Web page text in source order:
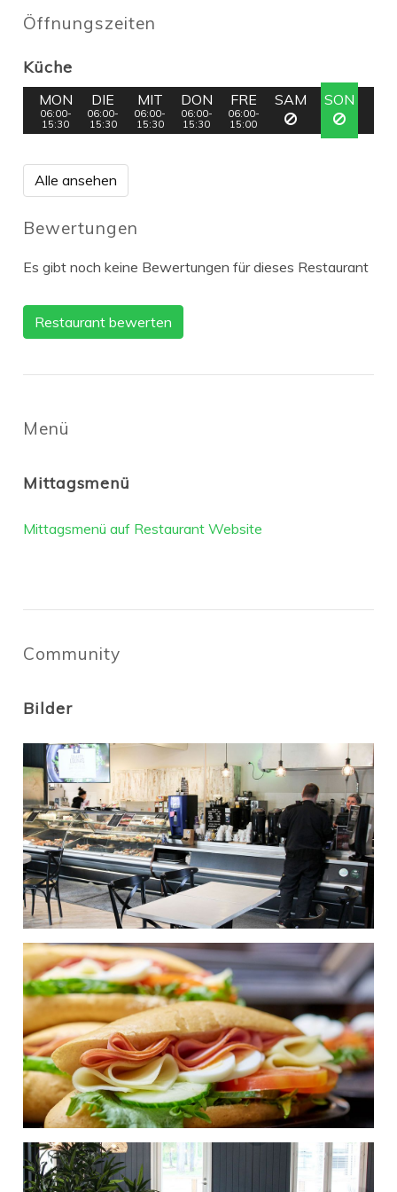
Öffnungszeiten
Küche
MON
06:00-
15:30
DIE
06:00-
15:30
MIT
06:00-
15:30
DON
06:00-
15:30
FRE
06:00-
15:00
SAM SON
Alle ansehen
Bewertungen
Es gibt noch keine Bewertungen für dieses Restaurant
Restaurant bewerten
Menü
Mittagsmenü
Mittagsmenü auf Restaurant Website
Community
Bilder